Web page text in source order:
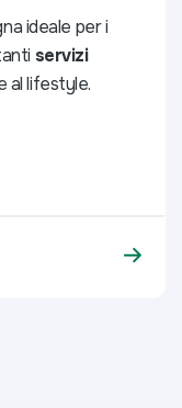
ideale per i
servizi
al lifestyle.